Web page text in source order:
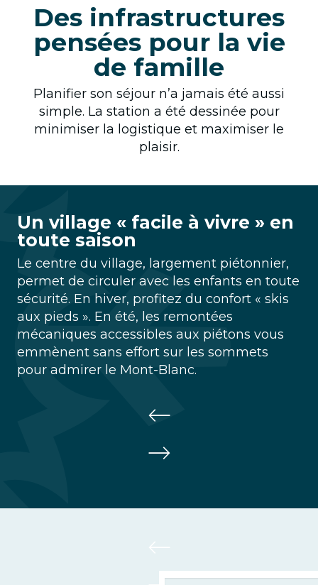
Des infrastructures
pensées pour la vie
de famille
Planifier son séjour n’a jamais été aussi
simple. La station a été dessinée pour
minimiser la logistique et maximiser le
plaisir.
Un village « facile à vivre » en
toute saison
Le centre du village, largement piétonnier,
permet de circuler avec les enfants en toute
sécurité. En hiver, profitez du confort « skis
aux pieds ». En été, les remontées
mécaniques accessibles aux piétons vous
emmènent sans effort sur les sommets
pour admirer le Mont-Blanc.